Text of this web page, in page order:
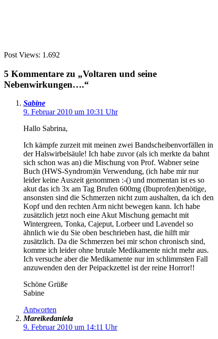
Post Views: 1.692
5 Kommentare zu „Voltaren und seine
Nebenwirkungen….“
Sabine
9. Februar 2010 um 10:31 Uhr
Hallo Sabrina,
Ich kämpfe zurzeit mit meinen zwei Bandscheibenvorfällen in
der Halswirbelsäule! Ich habe zuvor (als ich merkte da bahnt
sich schon was an) die Mischung von Prof. Wabner seine
Buch (HWS-Syndrom)in Verwendung, (ich habe mir nur
leider keine Auszeit genommen :-() und momentan ist es so
akut das ich 3x am Tag Brufen 600mg (Ibuprofen)benötige,
ansonsten sind die Schmerzen nicht zum aushalten, da ich den
Kopf und den rechten Arm nicht bewegen kann. Ich habe
zusätzlich jetzt noch eine Akut Mischung gemacht mit
Wintergreen, Tonka, Cajeput, Lorbeer und Lavendel so
ähnlich wie du Sie oben beschrieben hast, die hilft mir
zusätzlich. Da die Schmerzen bei mir schon chronisch sind,
komme ich leider ohne brutale Medikamente nicht mehr aus.
Ich versuche aber die Medikamente nur im schlimmsten Fall
anzuwenden den der Peipackzettel ist der reine Horror!!
Schöne Grüße
Sabine
Antworten
Mareikedaniela
9. Februar 2010 um 14:11 Uhr